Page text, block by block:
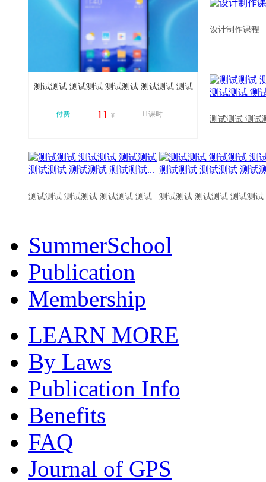
测试测试 测试测试 测试测试 测试测试 测试
付费 11 ¥
11课时
设计制作课程
测试测试 测试
测试测试 测试测试 测试测试 测试 测试测试 测试测试 测试测试
SummerSchool
Publication
Membership
LEARN MORE
By Laws
Publication Info
Benefits
FAQ
Journal of GPS